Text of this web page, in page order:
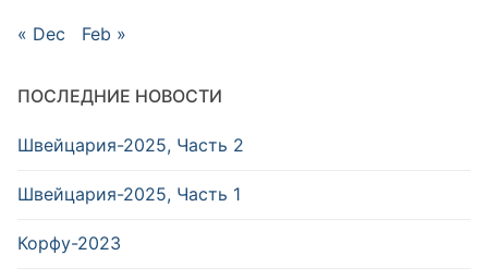
« Dec Feb »
ПОСЛЕДНИЕ НОВОСТИ
Швейцария-2025, Часть 2
Швейцария-2025, Часть 1
Корфу-2023